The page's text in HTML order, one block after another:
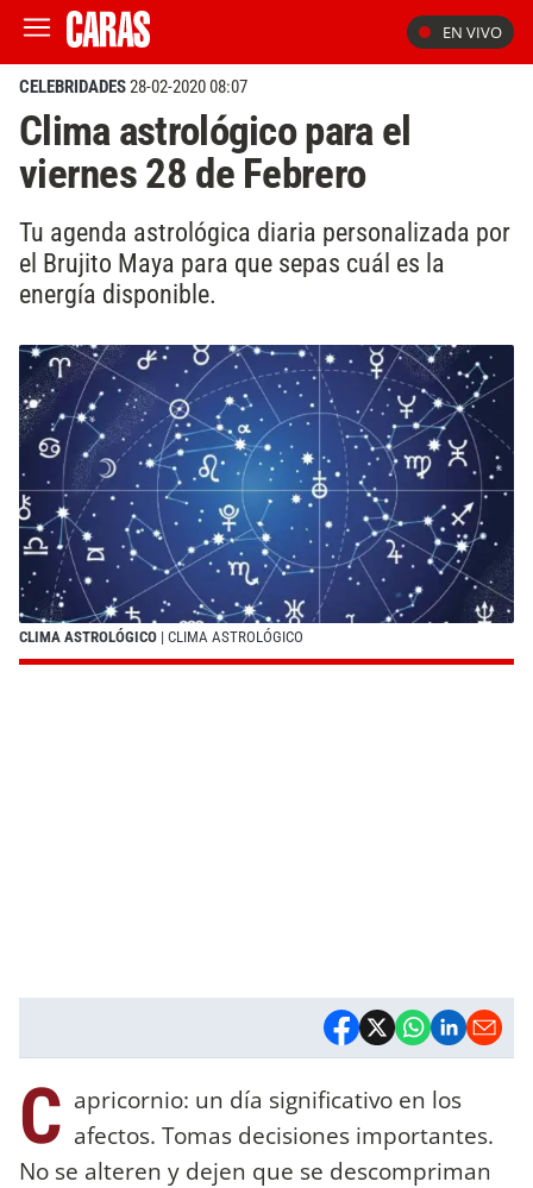
EN VIVO
CELEBRIDADES28-02-2020 08:07
Clima astrológico para el
viernes 28 de Febrero
Tu agenda astrológica diaria personalizada por
el Brujito Maya para que sepas cuál es la
energía disponible.
CLIMA ASTROLÓGICO | CLIMA ASTROLÓGICO
C apricornio: un día significativo en los
afectos. Tomas decisiones importantes.
No se alteren y dejen que se descompriman